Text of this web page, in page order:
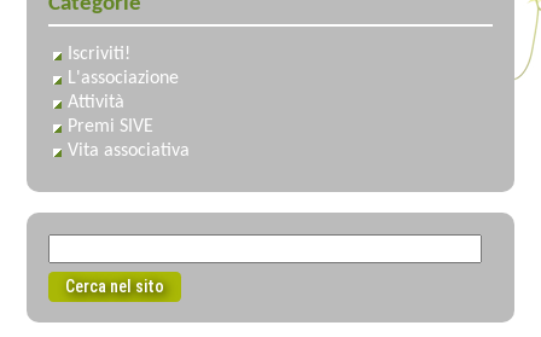
Iscriviti!
L'associazione
Attività
Premi SIVE
Vita associativa